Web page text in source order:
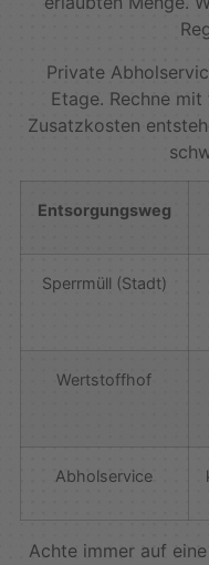
Private
Etage. Rechne
Zusatzkosten
Entsorgungsweg
Sperrmüll (Stadt)
Wertstoffhof
Abholservice
Achte immer auf eine